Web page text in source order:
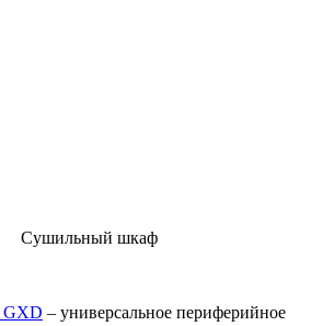
Сушильный шкаф
– универсальное периферийное